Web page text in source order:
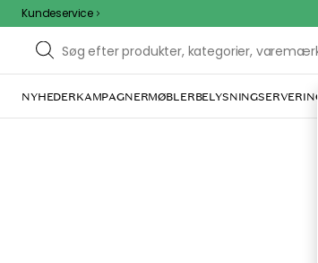
Kundeservice
NYHEDERKAMPAGNERMØBLERBELYSNINGSERVERING